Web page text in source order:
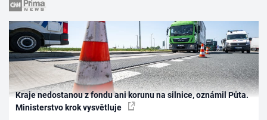
Kraje nedostanou z fondu ani korunu na silnice, oznámil Půta.
Ministerstvo krok vysvětluje